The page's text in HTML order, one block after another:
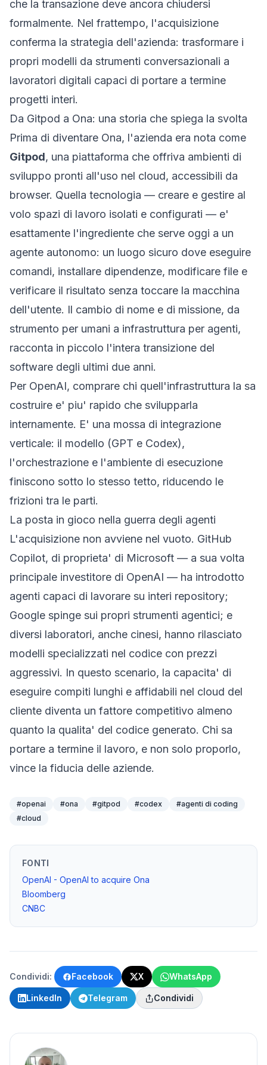
che la transazione deve ancora chiudersi
formalmente. Nel frattempo, l'acquisizione
conferma la strategia dell'azienda: trasformare i
propri modelli da strumenti conversazionali a
lavoratori digitali capaci di portare a termine
progetti interi.
Da Gitpod a Ona: una storia che spiega la svolta
Prima di diventare Ona, l'azienda era nota come
Gitpod, una piattaforma che offriva ambienti di
sviluppo pronti all'uso nel cloud, accessibili da
browser. Quella tecnologia — creare e gestire al
volo spazi di lavoro isolati e configurati — e'
esattamente l'ingrediente che serve oggi a un
agente autonomo: un luogo sicuro dove eseguire
comandi, installare dipendenze, modificare file e
verificare il risultato senza toccare la macchina
dell'utente. Il cambio di nome e di missione, da
strumento per umani a infrastruttura per agenti,
racconta in piccolo l'intera transizione del
software degli ultimi due anni.
Per OpenAI, comprare chi quell'infrastruttura la sa
costruire e' piu' rapido che svilupparla
internamente. E' una mossa di integrazione
verticale: il modello (GPT e Codex),
l'orchestrazione e l'ambiente di esecuzione
finiscono sotto lo stesso tetto, riducendo le
frizioni tra le parti.
La posta in gioco nella guerra degli agenti
L'acquisizione non avviene nel vuoto. GitHub
Copilot, di proprieta' di Microsoft — a sua volta
principale investitore di OpenAI — ha introdotto
agenti capaci di lavorare su interi repository;
Google spinge sui propri strumenti agentici; e
diversi laboratori, anche cinesi, hanno rilasciato
modelli specializzati nel codice con prezzi
aggressivi. In questo scenario, la capacita' di
eseguire compiti lunghi e affidabili nel cloud del
cliente diventa un fattore competitivo almeno
quanto la qualita' del codice generato. Chi sa
portare a termine il lavoro, e non solo proporlo,
vince la fiducia delle aziende.
#openai #ona #gitpod #codex #agenti di coding
#cloud
FONTI
OpenAI - OpenAI to acquire Ona
Bloomberg
CNBC
Condividi: Facebook X WhatsApp
LinkedIn Telegram Condividi